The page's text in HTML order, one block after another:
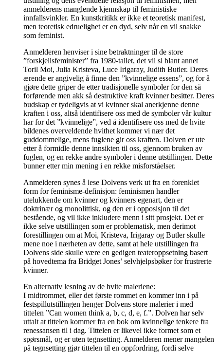
anmelderens manglende kjennskap til feministiske
innfallsvinkler. En kunstkritikk er ikke et teoretisk manifest,
men teoretisk edruelighet er en dyd, selv når en vil snakke
som feminist.
Anmelderen henviser i sine betraktninger til de store
”forskjellsfeminister” fra 1980-tallet, det vil si blant annet
Toril Moi, Julia Kristeva, Luce Irigaray, Judith Butler. Deres
ærende er angivelig å finne den ”kvinnelige essens”, og for å
gjøre dette griper de etter tradisjonelle symboler for den så
forførende men akk så destruktive kraft kvinner besitter. Deres
budskap er tydeligvis at vi kvinner skal anerkjenne denne
kraften i oss, altså identifisere oss med de symboler vår kultur
har for det ”kvinnelige”, ved å identifisere oss med de hvite
bildenes overveldende hvithet kommer vi nær det
guddommelige, mens fuglene gir oss kraften. Dolven er ute
etter å formidle denne innsikten til oss, gjennom bruken av
fuglen, og en rekke andre symboler i denne utstillingen. Dette
bunner etter min mening i en rekke misforståelser.
Anmelderen synes å lese Dolvens verk ut fra en forenklet
form for feminisme-definisjon: feminismen handler
utelukkende om kvinner og kvinners egenart, den er
doktrinær og monolittisk, og den er i opposisjon til det
bestående, og vil ikke inkludere menn i sitt prosjekt. Det er
ikke selve utstillingen som er problematisk, men derimot
forestillingen om at Moi, Kristeva, Irigaray og Butler skulle
mene noe i nærheten av dette, samt at hele utstillingen fra
Dolvens side skulle være en gedigen teateroppsetning basert
på hovedtema fra Bridget Jones’ selvhjelpsbøker for frustrerte
kvinner.
En alternativ lesning av de hvite maleriene:
I midtrommet, eller det første rommet en kommer inn i på
festspillutstillingen henger Dolvens store malerier i med
tittelen ”Can women think a, b, c, d, e, f.”. Dolven har selv
uttalt at tittelen kommer fra en bok om kvinnelige tenkere fra
renessansen til i dag. Tittelen er likevel ikke formet som et
spørsmål, og er uten tegnsetting. Anmelderen mener mangelen
på tegnsetting gjør tittelen til en oppfordring, fordi selve